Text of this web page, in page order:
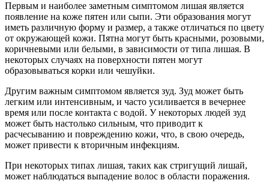
Первым и наиболее заметным симптомом лишая является
появление на коже пятен или сыпи. Эти образования могут
иметь различную форму и размер, а также отличаться по цвету
от окружающей кожи. Пятна могут быть красными, розовыми,
коричневыми или белыми, в зависимости от типа лишая. В
некоторых случаях на поверхности пятен могут
образовываться корки или чешуйки.
Другим важным симптомом является зуд. Зуд может быть
легким или интенсивным, и часто усиливается в вечернее
время или после контакта с водой. У некоторых людей зуд
может быть настолько сильным, что приводит к
расчесыванию и повреждению кожи, что, в свою очередь,
может привести к вторичным инфекциям.
При некоторых типах лишая, таких как стригущий лишай,
может наблюдаться выпадение волос в области поражения.